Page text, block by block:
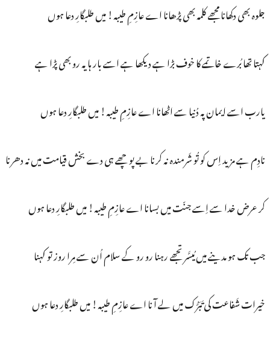
جلوہ بھی دکھانا مجھے کلمہ بھی پڑھانا اے عازِمِ طیبہ! میں طلبگارِ دعا ہوں
کہتا تھا بُرے خاتمے کا خوف بڑا ہے دیکھا ہے اسے بار ہا یہ رو بھی پڑا ہے
یارب اسے ایمان پہ دُنیا سے اٹھانا اے عازِمِ طیبہ! میں طلبگارِ دعا ہوں
نادِم ہے مزید اِس کو تُو شَرمندہ نہ کرنا بے پوچھے ہی دے بخش قیامت میں نہ دھرنا
کر عرض خدا سے اِسے جنّت میں بسانا اے عازِمِ طیبہ! میں طلبگارِ دعا ہوں
جب تک ہو مدینے میں مُیسَّر تجھے رہنا رو رو کے سلام اُن سے مِرا روز تو کہنا
خیرات شَفاعت کی تَبَرُّک میں لے آ نا اے عازِمِ طیبہ! میں طلبگارِ دعا ہوں